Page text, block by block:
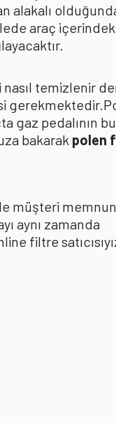
alakalı
araç
temizlenir
gaz pedalının
bakarak polen
müşteri
aynı zamanda
filtre